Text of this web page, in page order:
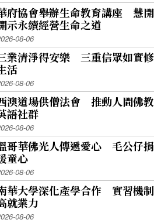
府協會舉辦生命教育講座 慧
示永續經營生命之道
08-06
業清淨得安樂 三重信眾如實
活
08-06
澳道場供僧法會 推動人間佛
語社群
08-06
哥華佛光人傳遞愛心 毛公仔
童心
08-06
華大學深化產學合作 實習機
就業力
08-06